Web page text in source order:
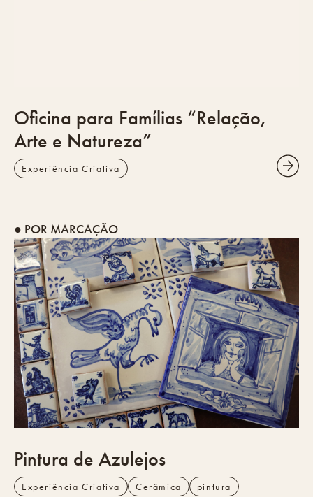
Oficina para Famílias “Relação,
Arte e Natureza”
Experiência Criativa
● POR MARCAÇÃO
Pintura de Azulejos
Experiência Criativa Cerâmica pintura